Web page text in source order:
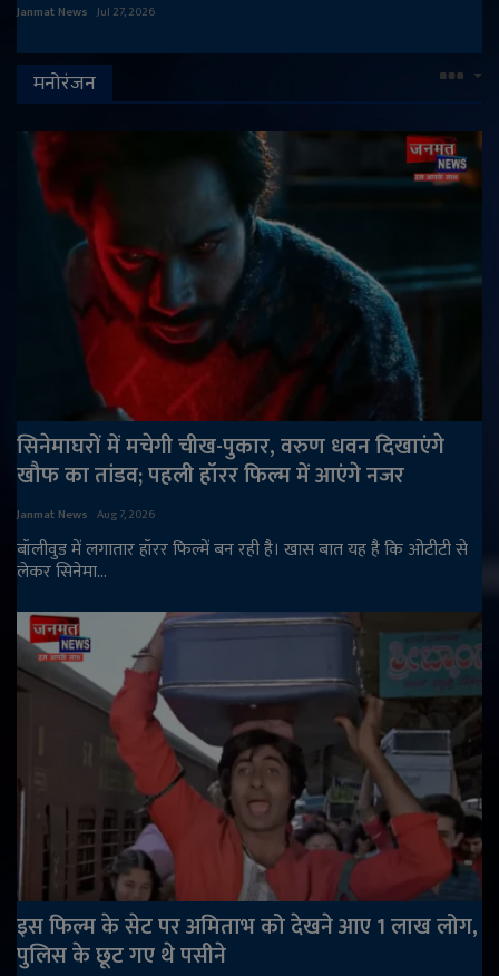
Janmat News Jul 27, 2026
मनोरंजन
सिनेमाघरों में मचेगी चीख-पुकार, वरुण धवन दिखाएंगे
खौफ का तांडव; पहली हॉरर फिल्म में आएंगे नजर
Janmat News Aug 7, 2026
बॉलीवुड में लगातार हॉरर फिल्में बन रही है। खास बात यह है कि ओटीटी से
लेकर सिनेमा...
इस फिल्म के सेट पर अमिताभ को देखने आए 1 लाख लोग,
पुलिस के छूट गए थे पसीने